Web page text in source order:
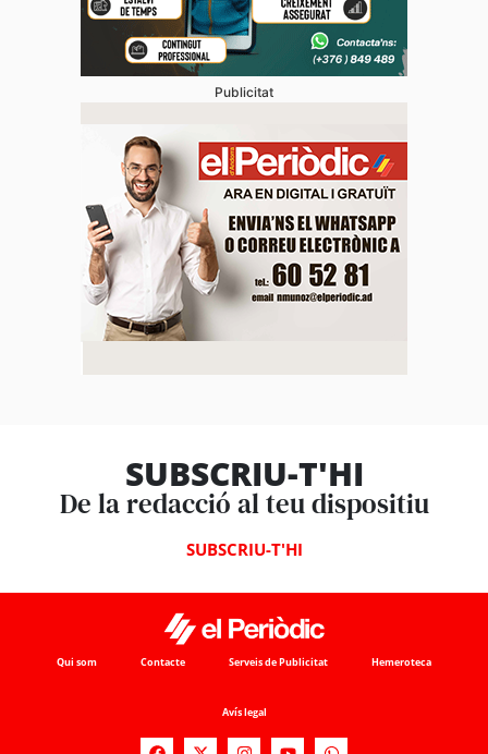
Publicitat
SUBSCRIU-T'HI
De la redacció al teu dispositiu
SUBSCRIU-T'HI
Qui som Contacte Serveis de Publicitat Hemeroteca
Avís legal